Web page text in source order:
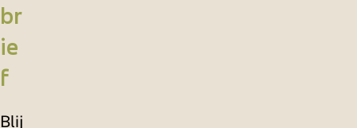
br
ie
f
Blij